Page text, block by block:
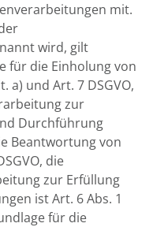
mit.
wird, gilt
für die Einholung von
a) und Art. 7 DSGVO,
zur
Durchführung
Beantwortung von
die
zur Erfüllung
ist Art. 6 Abs. 1
für die